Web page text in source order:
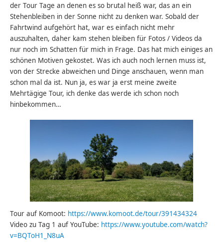
der Tour Tage an denen es so brutal heiß war, das an ein
Stehenbleiben in der Sonne nicht zu denken war. Sobald der
Fahrtwind aufgehört hat, war es einfach nicht mehr
auszuhalten, daher kam stehen bleiben für Fotos / Videos da
nur noch im Schatten für mich in Frage. Das hat mich einiges an
schönen Motiven gekostet. Was ich auch noch lernen muss ist,
von der Strecke abweichen und Dinge anschauen, wenn man
schon mal da ist. Nun ja, es war ja erst meine zweite
Mehrtägige Tour, ich denke das werde ich schon noch
hinbekommen…
Tour auf Komoot: https://www.komoot.de/tour/391434324
Video zu Tag 1 auf YouTube: https://www.youtube.com/watch?
v=BQToH1_N8uA